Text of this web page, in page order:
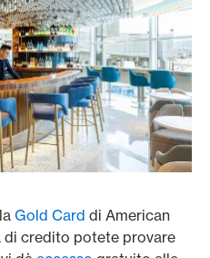
Gold Card di American
di credito potete provare